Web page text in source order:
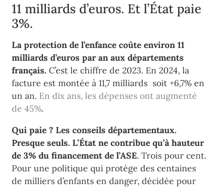
11 milliards d’euros. Et l’État paie
3%.
La protection de l’enfance coûte environ 11
milliards d’euros par an aux départements
français. C’est le chiffre de 2023. En 2024, la
facture est montée à 11,7 milliards soit +6,7% en
un an. En dix ans, les dépenses ont augmenté
de 45%.
Qui paie ? Les conseils départementaux.
Presque seuls. L’État ne contribue qu’à hauteur
de 3% du financement de l’ASE. Trois pour cent.
Pour une politique qui protège des centaines
de milliers d’enfants en danger, décidée pour